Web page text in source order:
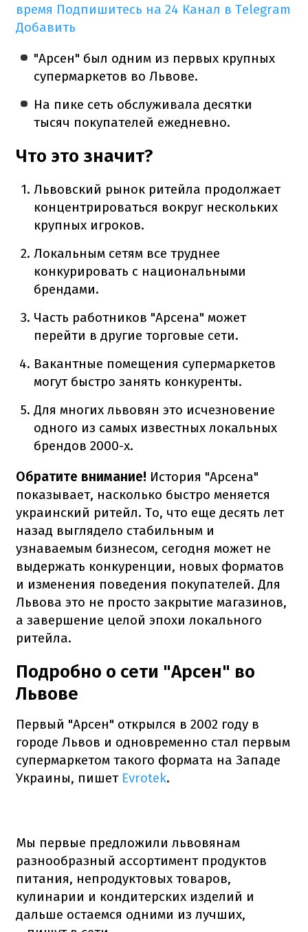
время Подпишитесь на 24 Канал в Telegram
Добавить
"Арсен" был одним из первых крупных
супермаркетов во Львове.
На пике сеть обслуживала десятки
тысяч покупателей ежедневно.
Что это значит?
Львовский рынок ритейла продолжает
концентрироваться вокруг нескольких
крупных игроков.
Локальным сетям все труднее
конкурировать с национальными
брендами.
Часть работников "Арсена" может
перейти в другие торговые сети.
Вакантные помещения супермаркетов
могут быстро занять конкуренты.
Для многих львовян это исчезновение
одного из самых известных локальных
брендов 2000-х.
Обратите внимание! История "Арсена"
показывает, насколько быстро меняется
украинский ритейл. То, что еще десять лет
назад выглядело стабильным и
узнаваемым бизнесом, сегодня может не
выдержать конкуренции, новых форматов
и изменения поведения покупателей. Для
Львова это не просто закрытие магазинов,
а завершение целой эпохи локального
ритейла.
Подробно о сети "Арсен" во
Львове
Первый "Арсен" открылся в 2002 году в
городе Львов и одновременно стал первым
супермаркетом такого формата на Западе
Украины, пишет Evrotek.
Мы первые предложили львовянам
разнообразный ассортимент продуктов
питания, непродуктовых товаров,
кулинарии и кондитерских изделий и
дальше остаемся одними из лучших,